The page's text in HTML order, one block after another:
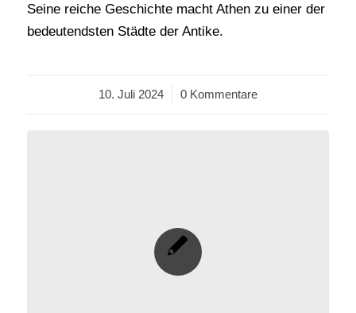
Seine reiche Geschichte macht Athen zu einer der
bedeutendsten Städte der Antike.
10. Juli 2024
/ 0 Kommentare